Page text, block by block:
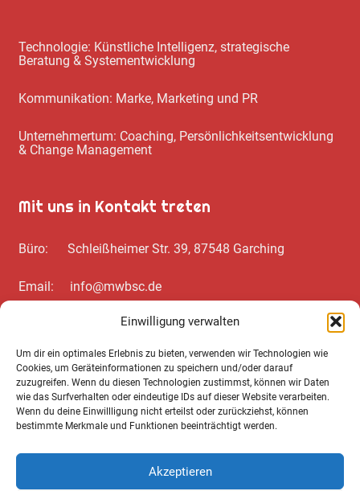
Einwilligung verwalten
Um dir ein optimales Erlebnis zu bieten, verwenden wir Technologien wie
Cookies, um Geräteinformationen zu speichern und/oder darauf
zuzugreifen. Wenn du diesen Technologien zustimmst, können wir Daten
wie das Surfverhalten oder eindeutige IDs auf dieser Website verarbeiten.
Wenn du deine Einwillligung nicht erteilst oder zurückziehst, können
bestimmte Merkmale und Funktionen beeinträchtigt werden.
Akzeptieren
Technologie: Künstliche Intelligenz, strategische
Beratung & Systementwicklung
Kommunikation: Marke, Marketing und PR
Unternehmertum: Coaching, Persönlichkeitsentwicklung
& Change Management
Mit uns in Kontakt treten
Büro: Schleißheimer Str. 39, 87548 Garching
Email: info@mwbsc.de
Telefon: +49 89 / 20 00 35 62
Wichtiges zum Schluss
Cookie Notice